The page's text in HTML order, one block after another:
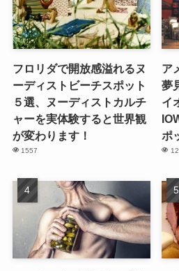
フロリダで開放感溢れるヌ
ーディストビーチスポット
５選、ヌーディストカルチ
ャーを実体験すると世界観
が変わります！
1557
ア
夢
イ
ポ